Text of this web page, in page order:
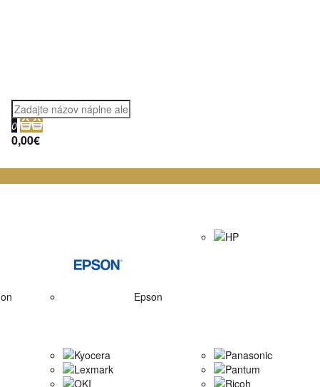
0
0,00€
Epson
HP
Kyocera
Lexmark
OKI
Panasonic
Pantum
Ricoh